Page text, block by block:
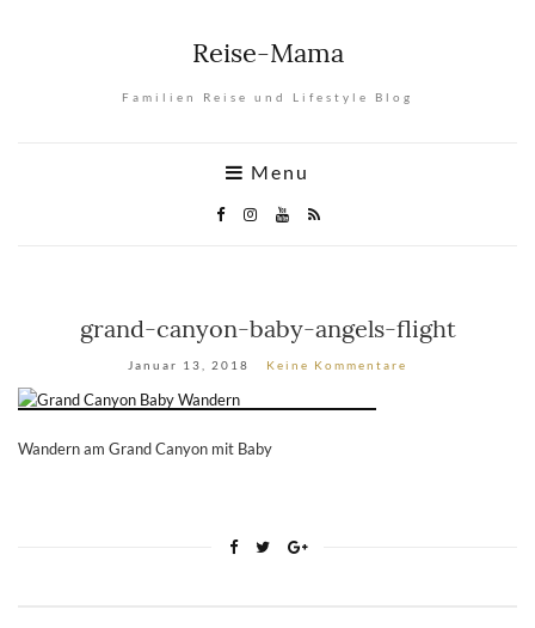
Reise-Mama
Familien Reise und Lifestyle Blog
Menu
grand-canyon-baby-angels-flight
Januar 13, 2018 Keine Kommentare
Wandern am Grand Canyon mit Baby